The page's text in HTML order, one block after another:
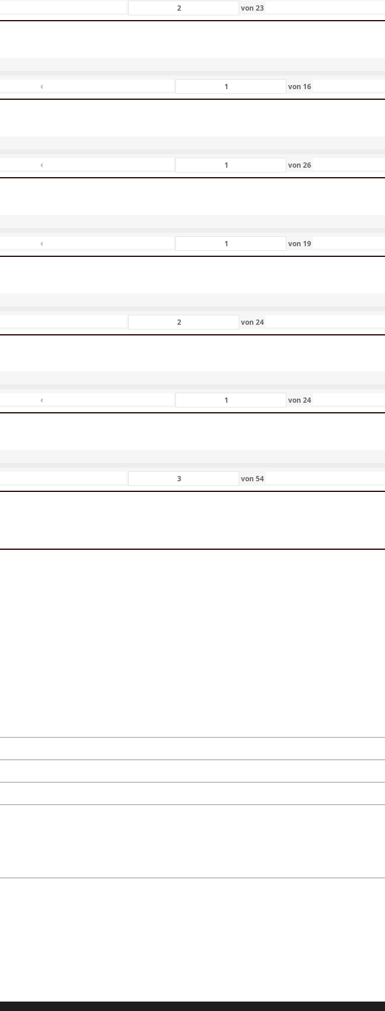
von 23
‹ von 16
‹ von 26
‹ von 19
von 24
‹ von 24
von 54